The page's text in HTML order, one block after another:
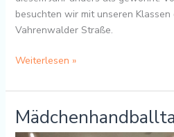
besuchten wir mit unseren Klassen
Vahrenwalder Straße.
Weiterlesen »
Mädchenhandballtag
mal